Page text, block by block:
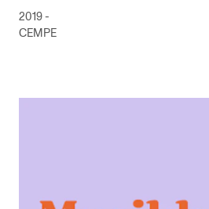
2019 -
CEMPE